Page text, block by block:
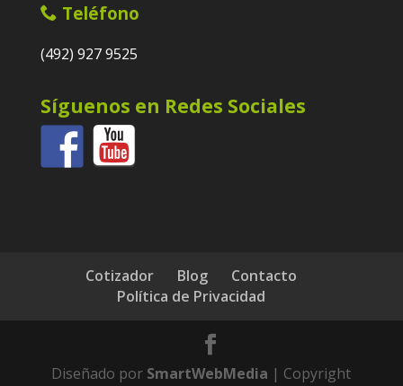
Teléfono
(492) 927 9525
Síguenos en Redes Sociales
Cotizador Blog
Contacto
Política de Privacidad
Diseñado por SmartWebMedia | Copyright